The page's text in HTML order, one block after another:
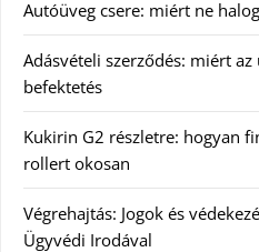
Autóüveg csere: miért ne
Adásvételi szerződés: miért
befektetés
Kukirin G2 részletre: hogyan
rollert okosan
Végrehajtás: Jogok és
Ügyvédi Irodával